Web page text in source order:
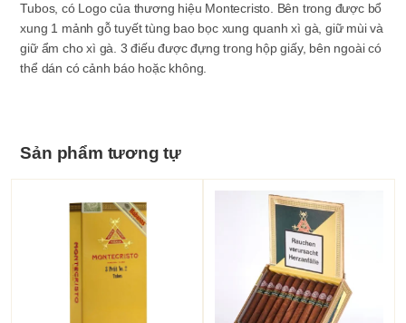
Tubos, có Logo của thương hiệu Montecristo. Bên trong được bổ
xung 1 mảnh gỗ tuyết tùng bao bọc xung quanh xì gà, giữ mùi và
giữ ẩm cho xì gà. 3 điếu được đựng trong hộp giấy, bên ngoài có
thể dán có cảnh báo hoặc không.
Sản phẩm tương tự